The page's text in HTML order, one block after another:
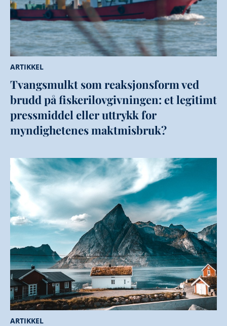
ARTIKKEL
Tvangsmulkt som reaksjonsform ved
brudd på fiskerilovgivningen: et legitimt
pressmiddel eller uttrykk for
myndighetenes maktmisbruk?
ARTIKKEL